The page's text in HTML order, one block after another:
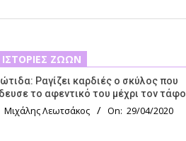
ΙΣΤΟΡΊΕΣ ΖΏΩΝ
Ραγίζει καρδιές ο σκύλος που
το αφεντικό του μέχρι τον τάφο
Μιχάλης Λεωτσάκος On: 29/04/2020